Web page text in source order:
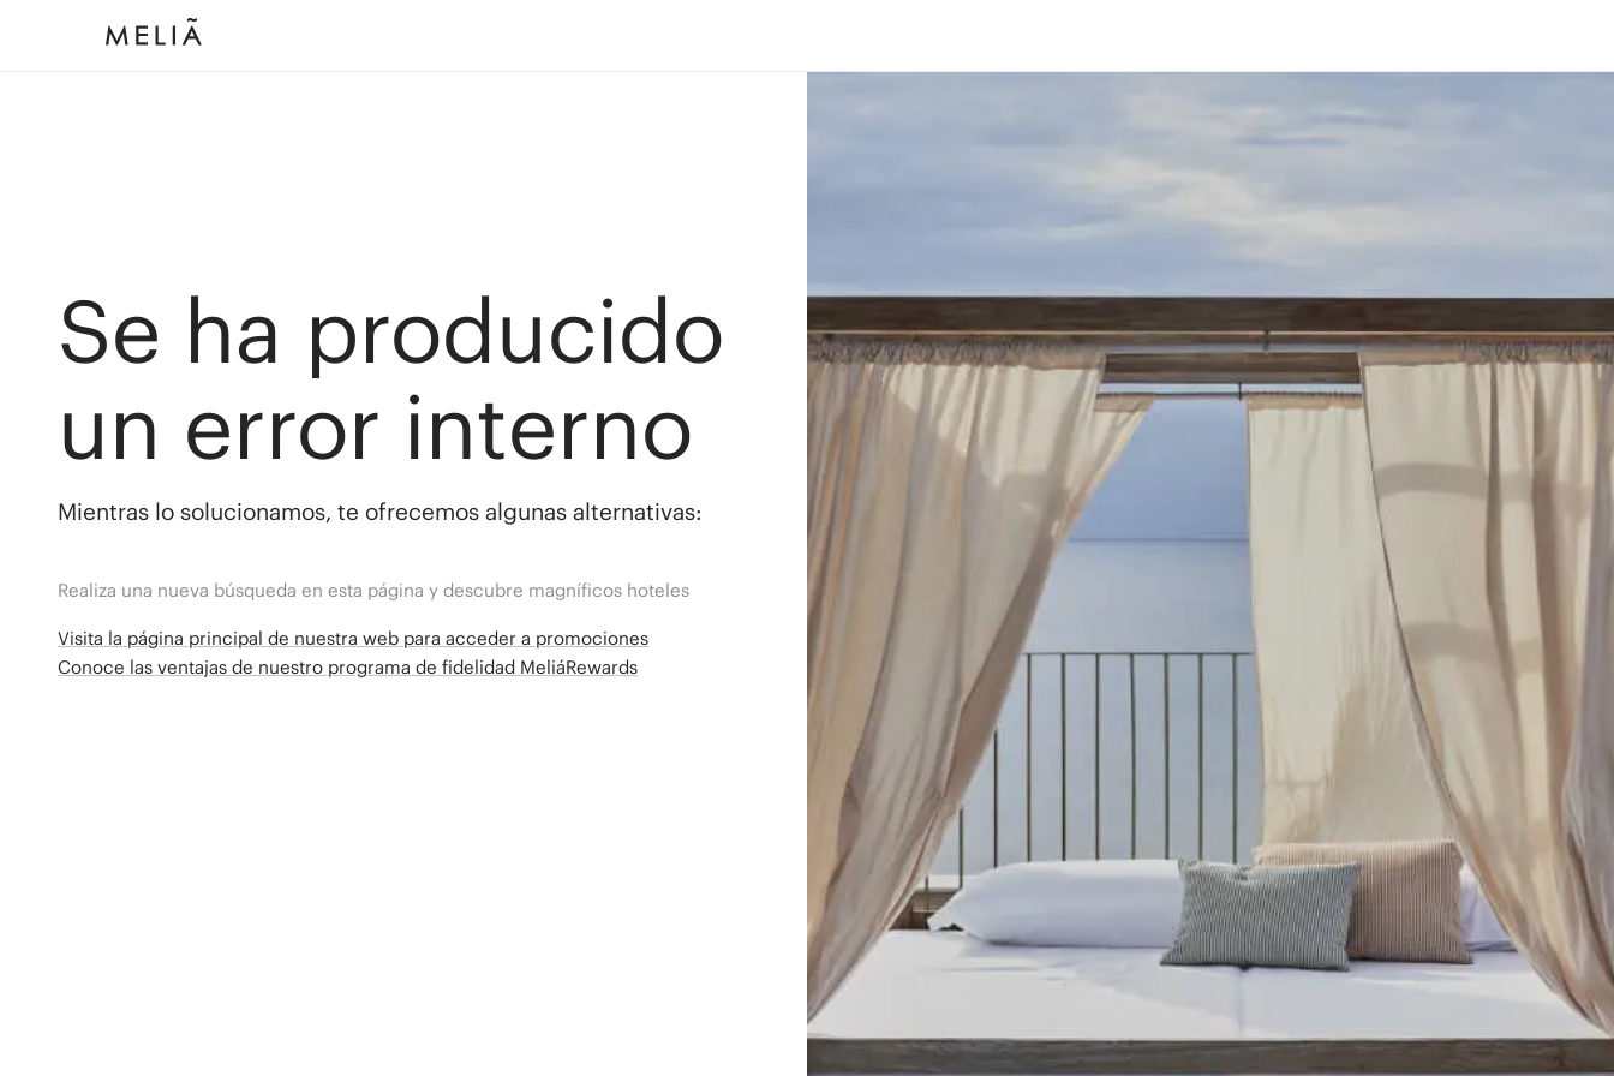
Se ha producido
un error interno
Mientras lo solucionamos, te ofrecemos algunas alternativas:
Realiza una nueva búsqueda en esta página y descubre magníficos hoteles
Visita la página principal de nuestra web para acceder a promociones
Conoce las ventajas de nuestro programa de fidelidad MeliáRewards